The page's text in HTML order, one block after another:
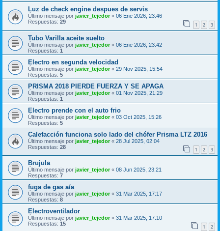
Luz de check engine despues de servis
Último mensaje por javier_tejedor« 06 Ene 2026, 23:46
Respuestas: 29 1 2 3
Tubo Varilla aceite suelto
Último mensaje por javier_tejedor« 06 Ene 2026, 23:42
Respuestas: 1
Electro en segunda velocidad
Último mensaje por javier_tejedor« 29 Nov 2025, 15:54
Respuestas: 5
PRISMA 2018 PIERDE FUERZA Y SE APAGA
Último mensaje por javier_tejedor« 01 Nov 2025, 21:29
Respuestas: 1
Electro prende con el auto frio
Último mensaje por javier_tejedor« 03 Oct 2025, 15:26
Respuestas: 5
Calefacción funciona solo lado del chófer Prisma LTZ 2016
Último mensaje por javier_tejedor« 28 Jul 2025, 02:04
Respuestas: 28 1 2 3
Brujula
Último mensaje por javier_tejedor« 08 Jun 2025, 23:21
Respuestas: 7
fuga de gas a/a
Último mensaje por javier_tejedor« 31 Mar 2025, 17:17
Respuestas: 8
Electroventilador
Último mensaje por javier_tejedor« 31 Mar 2025, 17:10
Respuestas: 15 1 2